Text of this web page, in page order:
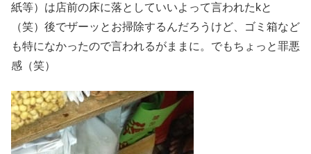
紙等）は店前の床に落としていいよって言われたkと
（笑）後でザーッとお掃除するんだろうけど、ゴミ箱など
も特になかったので言われるがままに。でもちょっと罪悪
感（笑）